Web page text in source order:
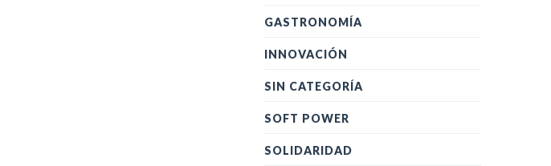
GASTRONOMÍA
INNOVACIÓN
SIN CATEGORÍA
SOFT POWER
SOLIDARIDAD